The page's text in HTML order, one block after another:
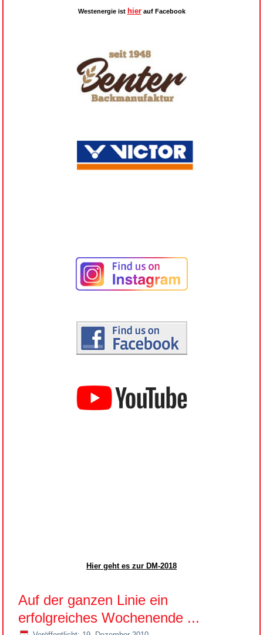
Westenergie ist hierauf Facebook
Hier geht es zur DM-2018
Auf der ganzen Linie ein
erfolgreiches Wochenende ...